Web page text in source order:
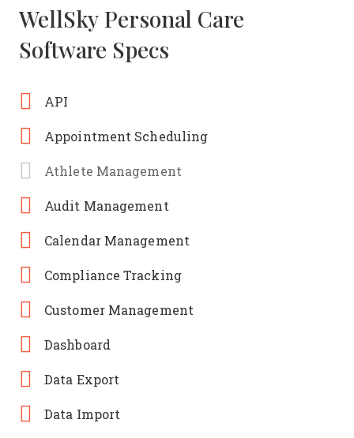
WellSky Personal Care
Software Specs
API
Appointment Scheduling
Athlete Management
Audit Management
Calendar Management
Compliance Tracking
Customer Management
Dashboard
Data Export
Data Import